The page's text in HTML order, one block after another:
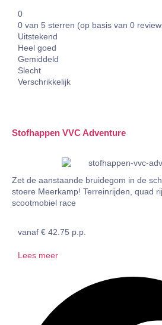
0
0 van 5 sterren (op basis van 0
Uitstekend
Heel goed
Gemiddeld
Slecht
Verschrikkelijk
Stofhappen VVC Adventure
Zet de aanstaande bruidegom in de
stoere Meerkamp! Terreinrijden, quad
scootmobiel race
vanaf € 42.75 p.p.
Lees meer